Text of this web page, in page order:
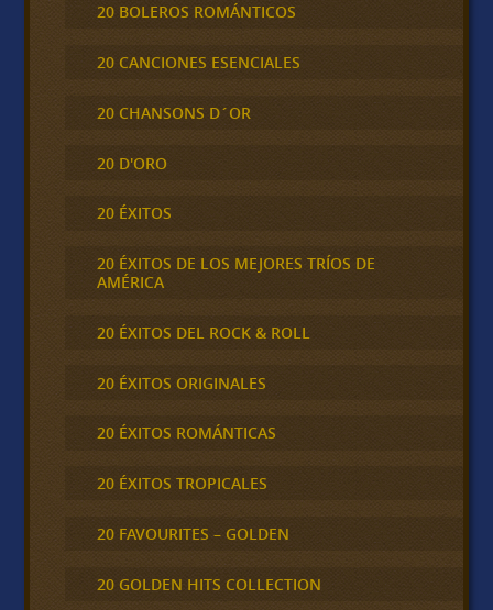
20 BOLEROS ROMÁNTICOS
20 CANCIONES ESENCIALES
20 CHANSONS D´OR
20 D'ORO
20 ÉXITOS
20 ÉXITOS DE LOS MEJORES TRÍOS DE
AMÉRICA
20 ÉXITOS DEL ROCK & ROLL
20 ÉXITOS ORIGINALES
20 ÉXITOS ROMÁNTICAS
20 ÉXITOS TROPICALES
20 FAVOURITES – GOLDEN
20 GOLDEN HITS COLLECTION